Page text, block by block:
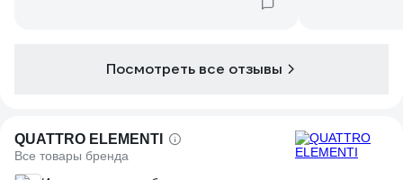
запаха. Мягкость, долговечночть,
зрения хранения зимой на грунте, но без
воды. Весной промываю водой под
Посмотреть все отзывы
QUATTRO ELEMENTI
Все товары бренда